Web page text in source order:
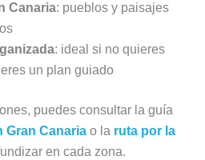
Canaria: pueblos y paisajes
: ideal si no quieres
un plan guiado
puedes consultar la guía
Gran Canariao la ruta por la
en cada zona.